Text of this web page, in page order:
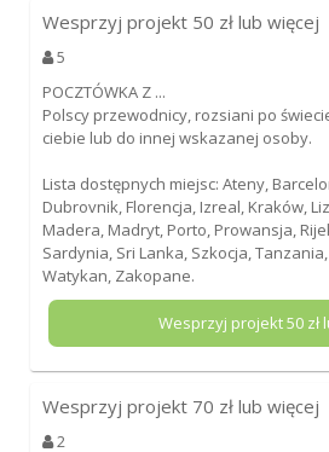
Wesprzyj projekt 50 zł lub więcej
5
POCZTÓWKA Z ...
Polscy przewodnicy, rozsiani po
ciebie lub do innej wskazanej osoby.
Lista dostępnych miejsc: Ateny,
Dubrovnik, Florencja, Izreal, Kraków,
Madera, Madryt, Porto, Prowansja,
Sardynia, Sri Lanka, Szkocja,
Watykan, Zakopane.
Wesprzyj projekt50 zł
Wesprzyj projekt 70 zł lub więcej
2